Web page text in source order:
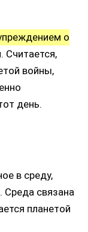
о
Считается,
войны,
день.
в среду,
. Среда связана
планетой